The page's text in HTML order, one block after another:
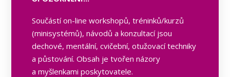
Součástí on-line workshopů, tréninků/kurzů
(minisystémů), návodů a konzultací jsou
dechové, mentální, cvičební, otužovací techniky
a půstování. Obsah je tvořen názory
a myšlenkami poskytovatele.